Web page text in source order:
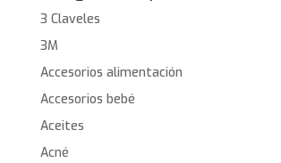
3 Claveles
3M
Accesorios alimentación
Accesorios bebé
Aceites
Acné